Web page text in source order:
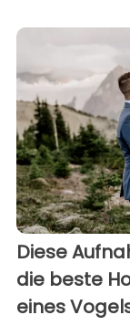
Diese
die beste
eines